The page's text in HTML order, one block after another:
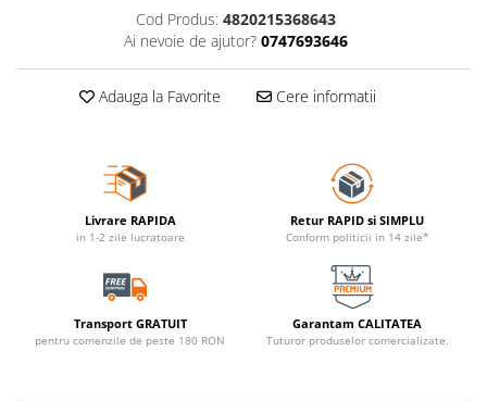
Cod Produs: 4820215368643
Ai nevoie de ajutor? 0747693646
Adauga la Favorite Cere informatii
Livrare RAPIDA
in 1-2 zile lucratoare
Retur RAPID si SIMPLU
Conform politicii in 14 zile*
Transport GRATUIT
pentru comenzile de peste 180 RON
Garantam CALITATEA
Tuturor produselor comercializate.